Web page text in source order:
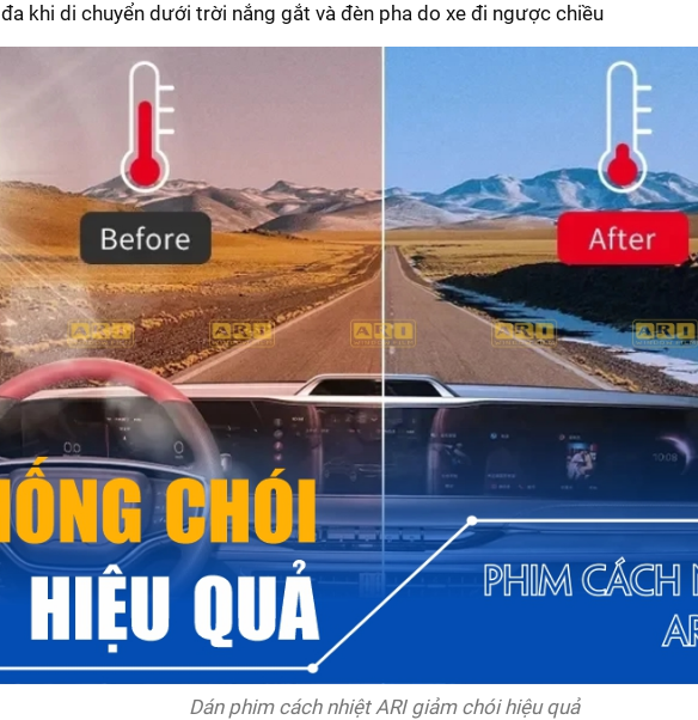
đa khi di chuyển dưới trời nắng gắt và đèn pha do xe đi ngược chiều
Dán phim cách nhiệt ARI giảm chói hiệu quả